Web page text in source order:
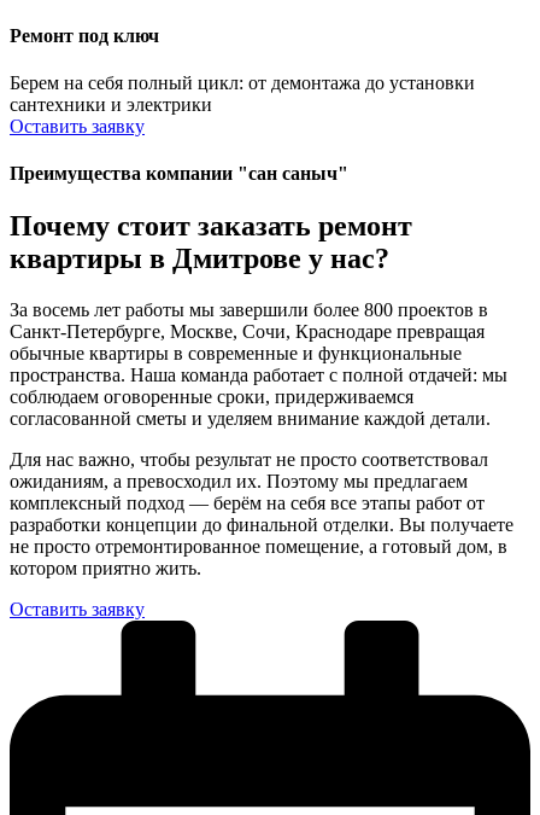
Ремонт под ключ
Берем на себя полный цикл: от демонтажа до установки
сантехники и электрики
Оставить заявку
Преимущества компании "сан саныч"
Почему стоит заказать ремонт
квартиры в Дмитрове у нас?
За восемь лет работы мы завершили более 800 проектов в
Санкт-Петербурге, Москве, Сочи, Краснодаре превращая
обычные квартиры в современные и функциональные
пространства. Наша команда работает с полной отдачей: мы
соблюдаем оговоренные сроки, придерживаемся
согласованной сметы и уделяем внимание каждой детали.
Для нас важно, чтобы результат не просто соответствовал
ожиданиям, а превосходил их. Поэтому мы предлагаем
комплексный подход — берём на себя все этапы работ от
разработки концепции до финальной отделки. Вы получаете
не просто отремонтированное помещение, а готовый дом, в
котором приятно жить.
Оставить заявку